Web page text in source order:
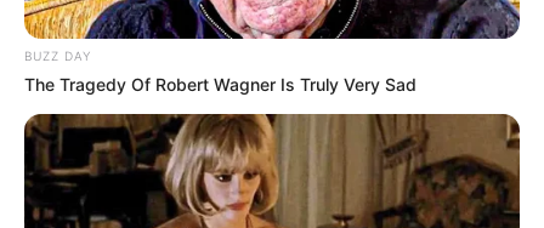
BUZZ DAY
The Tragedy Of Robert Wagner Is Truly Very Sad